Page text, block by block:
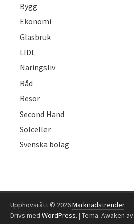
Bygg
Ekonomi
Glasbruk
LIDL
Näringsliv
Råd
Resor
Second Hand
Solceller
Svenska bolag
Upphovsrätt © 2026Marknadstrender.
Drivs med WordPress. | Tema: Awaken av